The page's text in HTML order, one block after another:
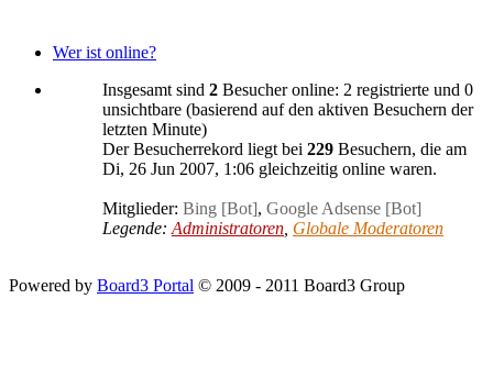
Wer ist online?
Insgesamt sind 2 Besucher online: 2 registrierte und 0
unsichtbare (basierend auf den aktiven Besuchern der
letzten Minute)
Der Besucherrekord liegt bei 229 Besuchern, die am
Di, 26 Jun 2007, 1:06 gleichzeitig online waren.
Mitglieder: Bing [Bot], Google Adsense [Bot]
Legende:Administratoren, Globale Moderatoren
Powered by Board3 Portal © 2009 - 2011 Board3 Group